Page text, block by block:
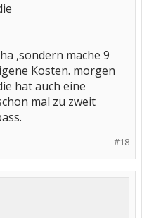
ins gleiche Haus jetzt,
du zur Kur gehst.
,sondern mache 9
Kosten. morgen
hat auch eine
mal zu zweit
#18